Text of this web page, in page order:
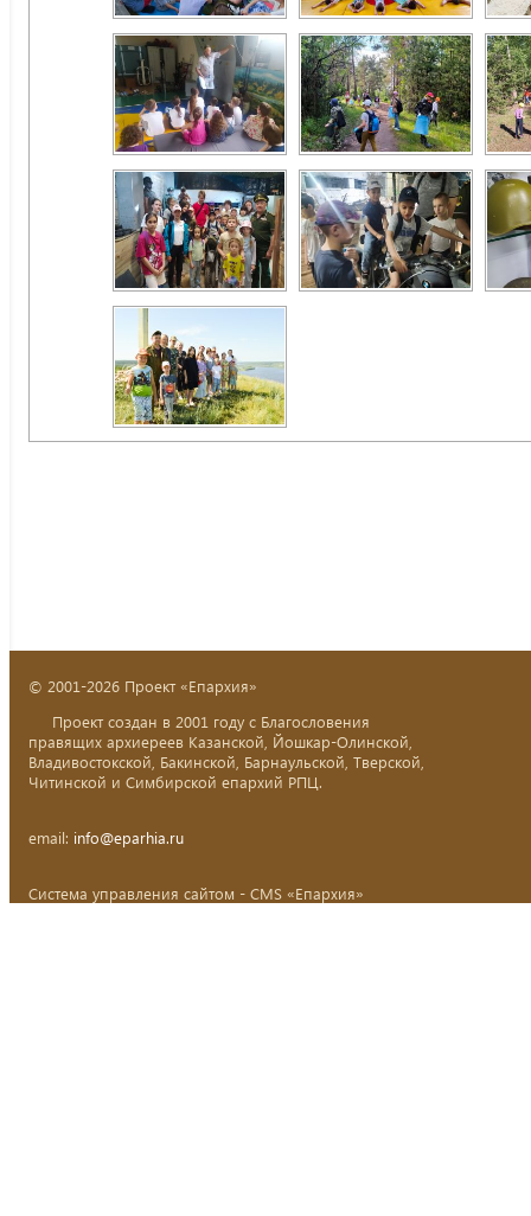
© 2001-2026 Проект «Епархия»
Проект создан в 2001 году с Благословения
правящих архиереев Казанской, Йошкар-Олинской,
Владивостокской, Бакинской, Барнаульской, Тверской,
Читинской и Симбирской епархий РПЦ.
email: info@eparhia.ru
Система управления сайтом - CMS «Епархия»